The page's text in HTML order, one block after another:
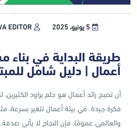
5 يونيو، 2025 EDITOR
طريقة البداية في بناء
أعمال | دليل شامل
أن تصبح رائد أعمال هو حلم يراود
فكرة جيدة. في بيئة أعمال تتغير
والعالمي عمومًا، فإن النجاح لا يأتي